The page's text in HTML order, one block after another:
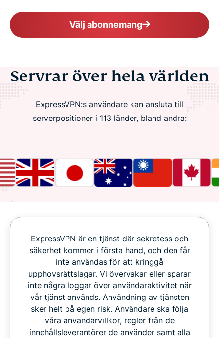
Välj abonnemang
Servrar över hela världen
ExpressVPN:s användare kan ansluta till
serverpositioner i 113 länder, bland andra:
ExpressVPN är en tjänst där sekretess och
säkerhet kommer i första hand, och den får
inte användas för att kringgå
upphovsrättslagar. Vi övervakar eller sparar
inte några loggar över användaraktivitet när
vår tjänst används. Användning av tjänsten
sker helt på egen risk. Användare ska följa
våra användarvillkor, regler från de
innehållsleverantörer de använder samt alla